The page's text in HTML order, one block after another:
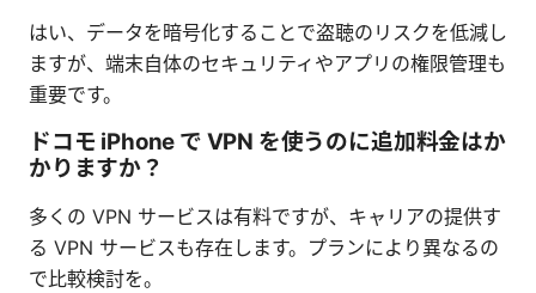
はい、データを暗号化することで盗聴のリスクを低減し
ますが、端末自体のセキュリティやアプリの権限管理も
重要です。
ドコモ iPhone で VPN を使うのに追加料金はか
かりますか？
多くの VPN サービスは有料ですが、キャリアの提供す
る VPN サービスも存在します。プランにより異なるの
で比較検討を。